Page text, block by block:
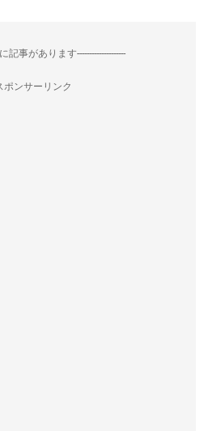
記事があります--------------------
ポンサーリンク